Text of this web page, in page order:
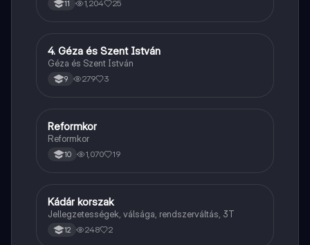
11 1,204 25
Töri
4. Géza és Szent István
Géza és Szent István
9 279 3
Töri
Reformkor
Reformkor
10 1,070 19
Töri
Kádár korszak
Jellegzetességek, válsága, rendszerváltás, 3T
12 248 2